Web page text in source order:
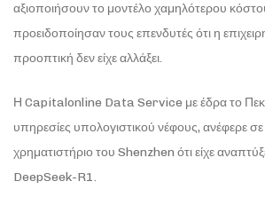
αξιοποιήσουν το μοντέλο χαμηλότερου
προειδοποίησαν τους επενδυτές ότι η
προοπτική δεν είχε αλλάξει.
Η Capitalonline Data Service με έδρα το
υπηρεσίες υπολογιστικού νέφους, ανέφερε
χρηματιστήριο του Shenzhen ότι είχε
DeepSeek-R1.